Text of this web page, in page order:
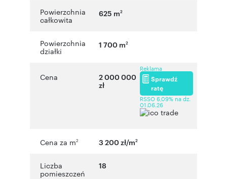
Powierzchnia
całkowita
625 m2
Powierzchnia
działki
1 700 m2
Cena
2 000 000
zł
Reklama
Sprawdź
ratę
RSSO 6,09% na dz.
01.06.26
Cena za m2 3 200 zł/m2
Liczba
pomieszczeń
18